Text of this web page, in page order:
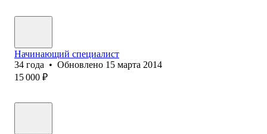
Начинающий специалист
34 года • Обновлено 15 марта 2014
15 000 ₽